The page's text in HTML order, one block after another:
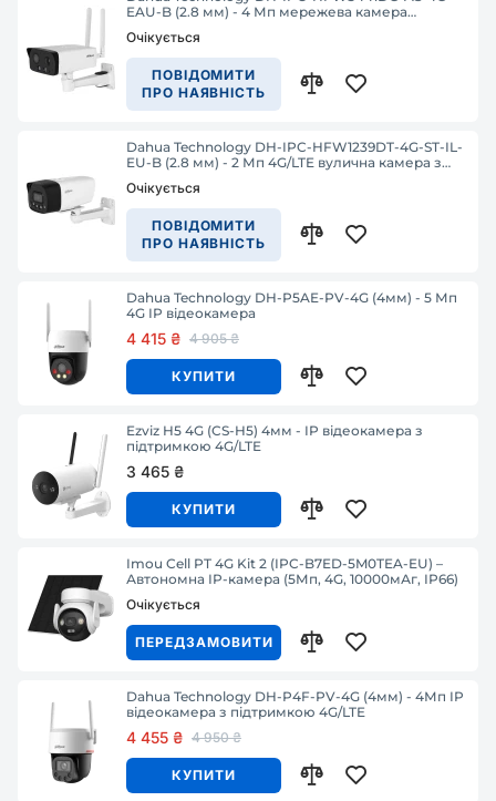
EAU-B (2.8 мм) - 4 Мп мережева камера
Очікується
ПОВІДОМИТИ
ПРО НАЯВНІСТЬ
Dahua Technology DH-IPC-HFW1239DT-4G-ST-IL-
EU-B (2.8 мм) - 2 Мп 4G/LTE вулична камера з
Очікується
ПОВІДОМИТИ
ПРО НАЯВНІСТЬ
Dahua Technology DH-P5AE-PV-4G (4мм) - 5 Мп
4G IP відеокамера
4 415 ₴ 4 905 ₴
КУПИТИ
Ezviz H5 4G (CS-H5) 4мм - IP відеокамера з
підтримкою 4G/LTE
3 465 ₴
КУПИТИ
Imou Cell PT 4G Kit 2 (IPC-B7ED-5M0TEA-EU) –
Автономна IP-камера (5Мп, 4G, 10000мАг, IP66)
Очікується
ПЕРЕДЗАМОВИТИ
Dahua Technology DH-P4F-PV-4G (4мм) - 4Мп IP
відеокамера з підтримкою 4G/LTE
4 455 ₴ 4 950 ₴
КУПИТИ